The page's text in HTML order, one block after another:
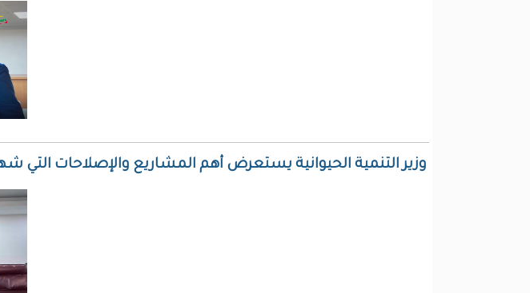
وزير التنمية الحيوانية يستعرض أهم المشاريع والإصلاحات التي